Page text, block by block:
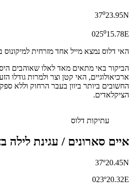
37º23.95N
025º15.78E
האי דלוס נמצא מייל אחד מזרחית
הביקור באי מתאים מאד לאלו שאוהבים
ארכיאולוגיים, האי קטן וצר ולמרות גודלו
החשובים ביותר ביוון בעבר הרחוק וללא
הציקלאדים.
עתיקות דלוס
איים סארונים / עגינת לילה
37º20.45N
023º20.32E